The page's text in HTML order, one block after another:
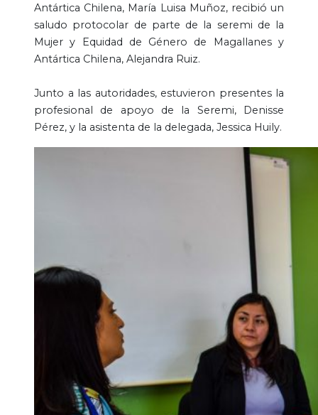
Antártica Chilena, María Luisa Muñoz, recibió un
saludo protocolar de parte de la seremi de la
Mujer y Equidad de Género de Magallanes y
Antártica Chilena, Alejandra Ruiz.
Junto a las autoridades, estuvieron presentes la
profesional de apoyo de la Seremi, Denisse
Pérez, y la asistenta de la delegada, Jessica Huily.